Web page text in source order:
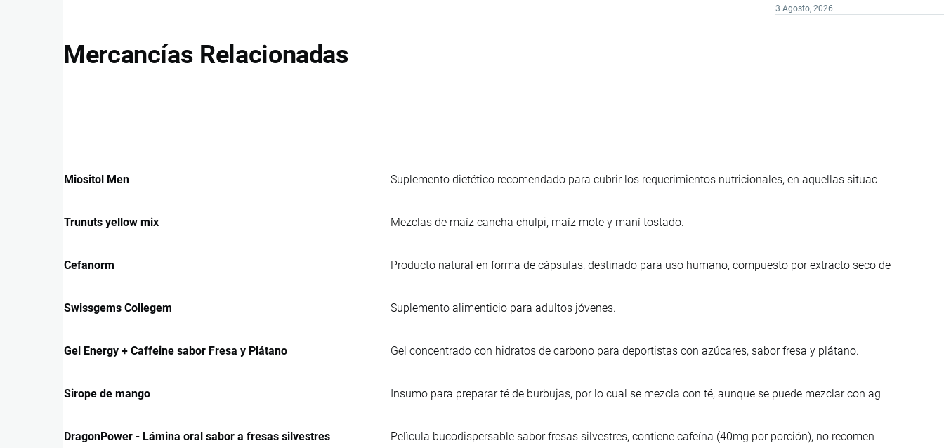
3 Agosto, 2026
Mercancías Relacionadas
Miositol Men Suplemento dietético recomendado para cubrir los requerimientos nutricionales, en aquellas situac
Trunuts yellow mix Mezclas de maíz cancha chulpi, maíz mote y maní tostado.
Cefanorm Producto natural en forma de cápsulas, destinado para uso humano, compuesto por extracto seco de
Swissgems Collegem Suplemento alimenticio para adultos jóvenes.
Gel Energy + Caffeine sabor Fresa y Plátano Gel concentrado con hidratos de carbono para deportistas con azúcares, sabor fresa y plátano.
Sirope de mango Insumo para preparar té de burbujas, por lo cual se mezcla con té, aunque se puede mezclar con ag
DragonPower - Lámina oral sabor a fresas silvestres Pelìcula bucodispersable sabor fresas silvestres, contiene cafeína (40mg por porción), no recomen